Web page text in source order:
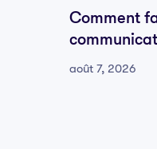
Comment
sein de
août 7, 2026